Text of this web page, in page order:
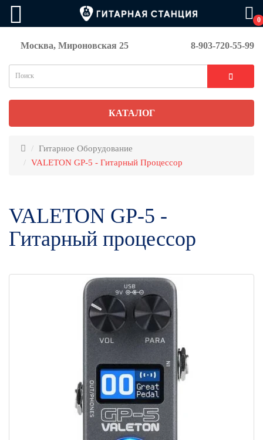
0
Москва, Мироновская 25 8-903-720-55-99
КАТАЛОГ
Гитарное Оборудование
VALETON GP-5 - Гитарный Процессор
VALETON GP-5 -
Гитарный процессор